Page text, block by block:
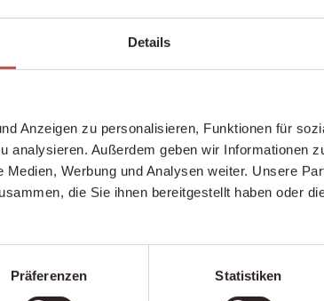
Details
Anzeigen zu personalisieren, Funktionen für
analysieren. Außerdem geben wir Informationen
Werbung und Analysen weiter. Unsere
die Sie ihnen bereitgestellt haben oder
Präferenzen Statistiken